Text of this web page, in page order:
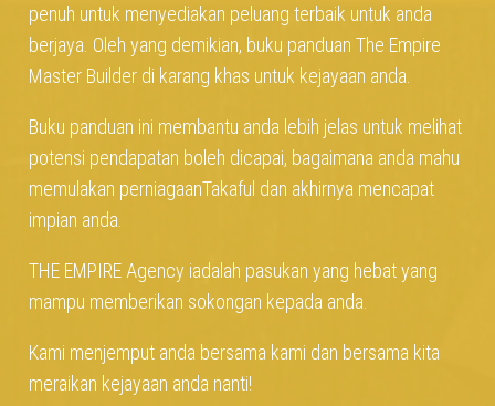
penuh untuk menyediakan peluang terbaik untuk anda
berjaya. Oleh yang demikian, buku panduan The Empire
Master Builder di karang khas untuk kejayaan anda.
Buku panduan ini membantu anda lebih jelas untuk melihat
potensi pendapatan boleh dicapai, bagaimana anda mahu
memulakan perniagaanTakaful dan akhirnya mencapat
impian anda.
THE EMPIRE Agency iadalah pasukan yang hebat yang
mampu memberikan sokongan kepada anda.
Kami menjemput anda bersama kami dan bersama kita
meraikan kejayaan anda nanti!